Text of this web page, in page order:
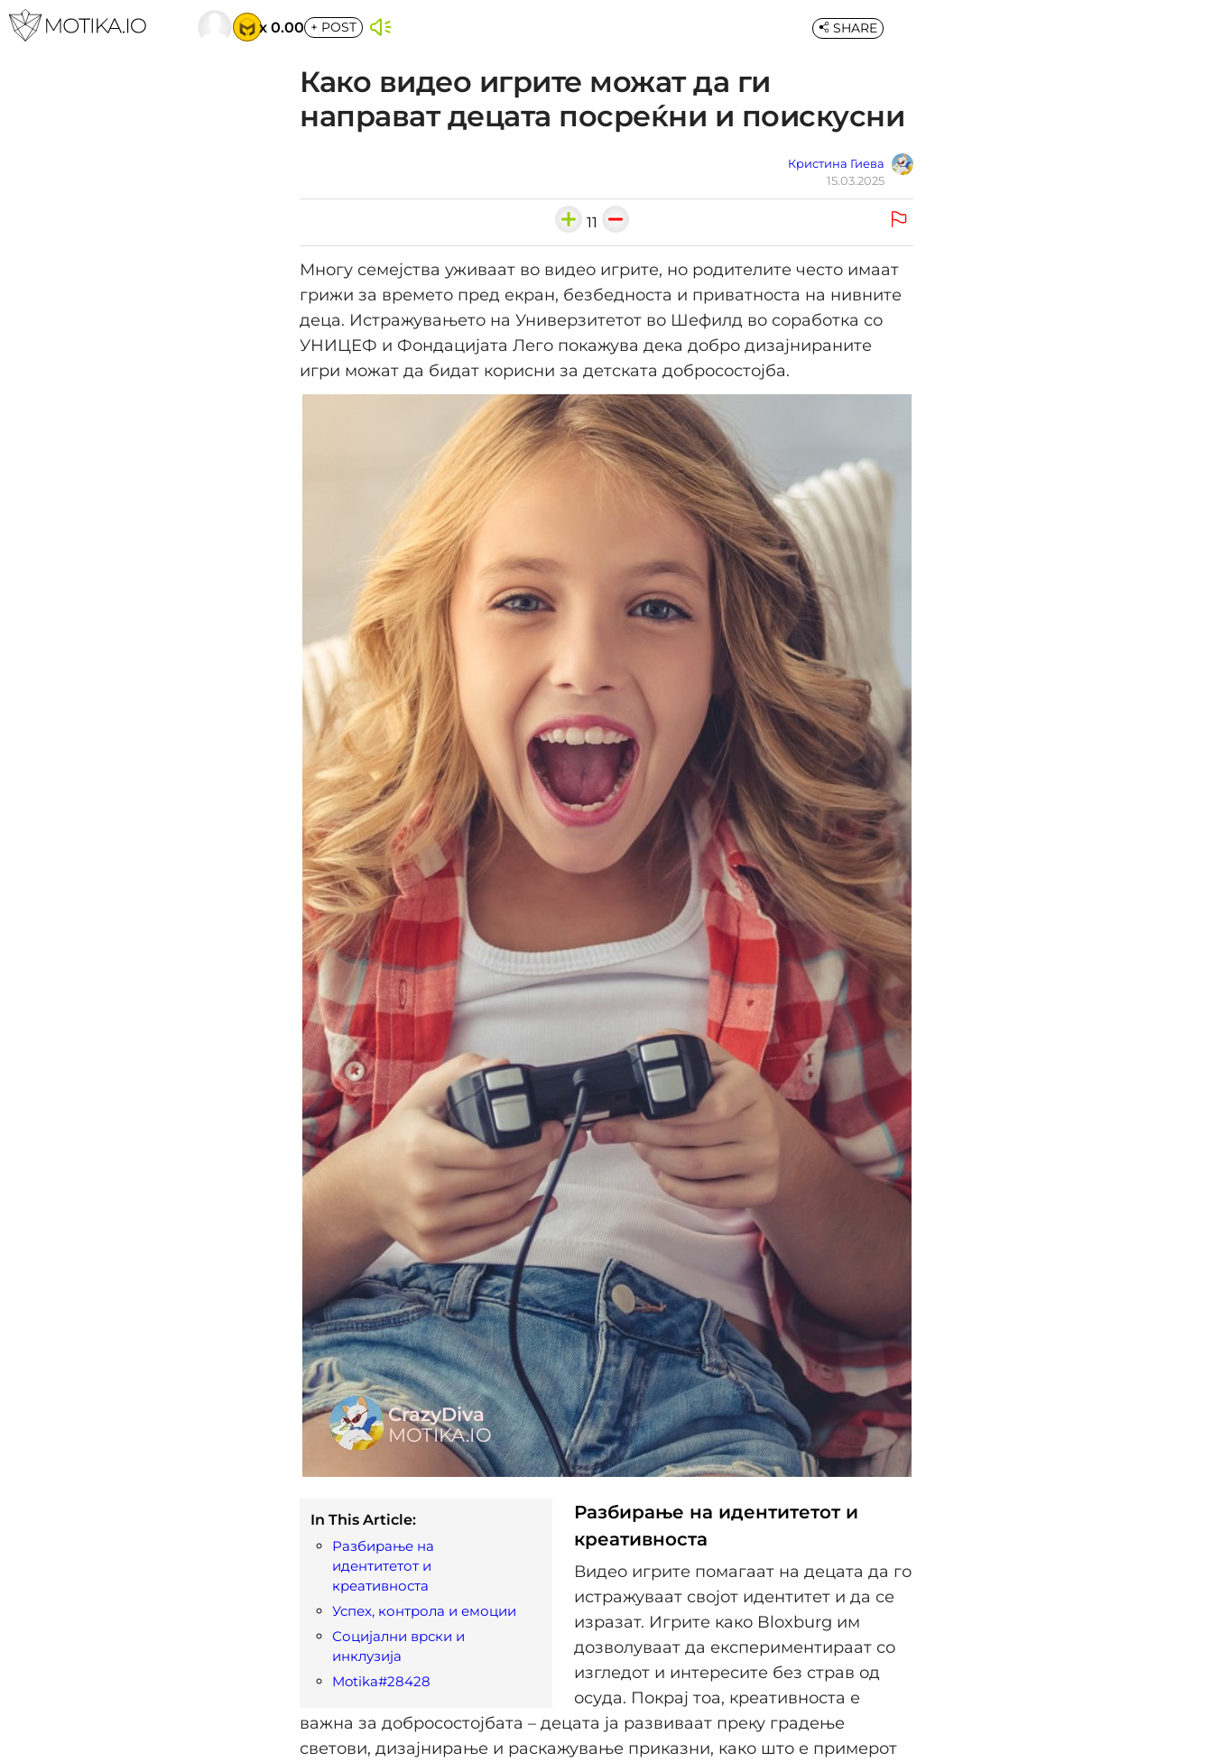
x 0.00 + POST
Како видео игрите можат да ги
направат децата посреќни и поискусни
Кристина Гиева
15.03.2025
SHARE
11
Многу семејства уживаат во видео игрите, но родителите често имаат
грижи за времето пред екран, безбедноста и приватноста на нивните
деца. Истражувањето на Универзитетот во Шефилд во соработка со
УНИЦЕФ и Фондацијата Лего покажува дека добро дизајнираните
игри можат да бидат корисни за детската добросостојба.
In This Article:
Разбирање на
идентитетот и
креативноста
Успех, контрола и емоции
Социјални врски и
инклузија
Motika#28428
Разбирање на идентитетот и
креативноста
Видео игрите помагаат на децата да го
истражуваат својот идентитет и да се
изразат. Игрите како Bloxburg им
дозволуваат да експериментираат со
изгледот и интересите без страв од
осуда. Покрај тоа, креативноста е
важна за добросостојбата – децата ја развиваат преку градење
светови, дизајнирање и раскажување приказни, како што е примерот